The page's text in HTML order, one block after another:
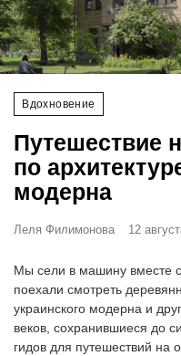
Вдохновение
Путешествие
по
модерна
Леля Филимонова 12
Мы сели в машину вместе
поехали смотреть
украинского модерна и
веков, сохранившиеся до
гидов для путешествий